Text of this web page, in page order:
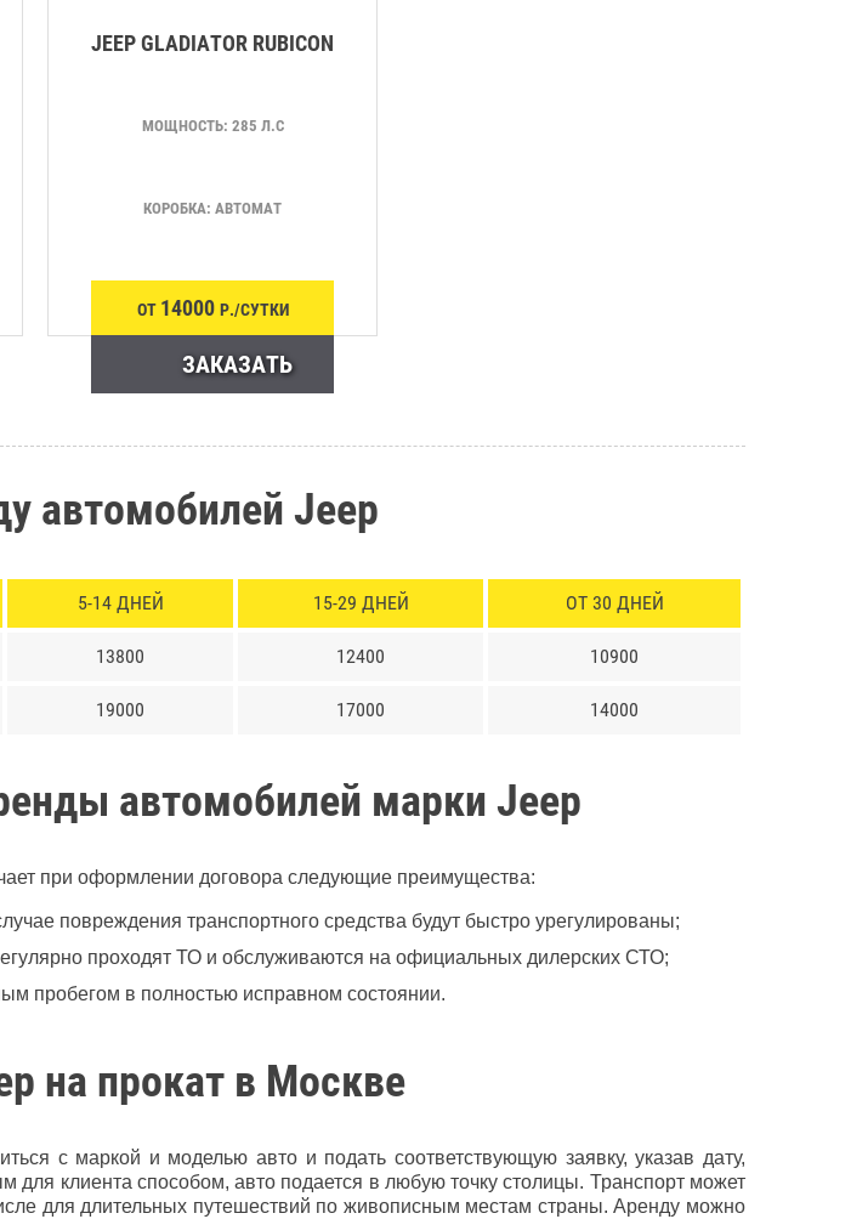
JEEP GLADIATOR RUBICON
МОЩНОСТЬ: 285 Л.С
КОРОБКА: АВТОМАТ
ОТ 14000 Р./СУТКИ
ЗАКАЗАТЬ
автомобилей Jeep
5-14 ДНЕЙ 15-29 ДНЕЙ ОТ 30 ДНЕЙ
13800 12400 10900
19000 17000 14000
автомобилей марки Jeep
при оформлении договора следующие преимущества:
повреждения транспортного средства будут быстро урегулированы;
проходят ТО и обслуживаются на официальных дилерских СТО;
пробегом в полностью исправном состоянии.
на прокат в Москве
с маркой и моделью авто и подать соответствующую заявку, указав дату,
клиента способом, авто подается в любую точку столицы. Транспорт может
для длительных путешествий по живописным местам страны. Аренду можно